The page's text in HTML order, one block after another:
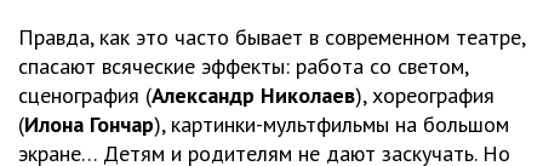
Правда, как это часто бывает в современном театре,
спасают всяческие эффекты: работа со светом,
сценография (Александр Николаев), хореография
(Илона Гончар), картинки-мультфильмы на большом
экране… Детям и родителям не дают заскучать. Но